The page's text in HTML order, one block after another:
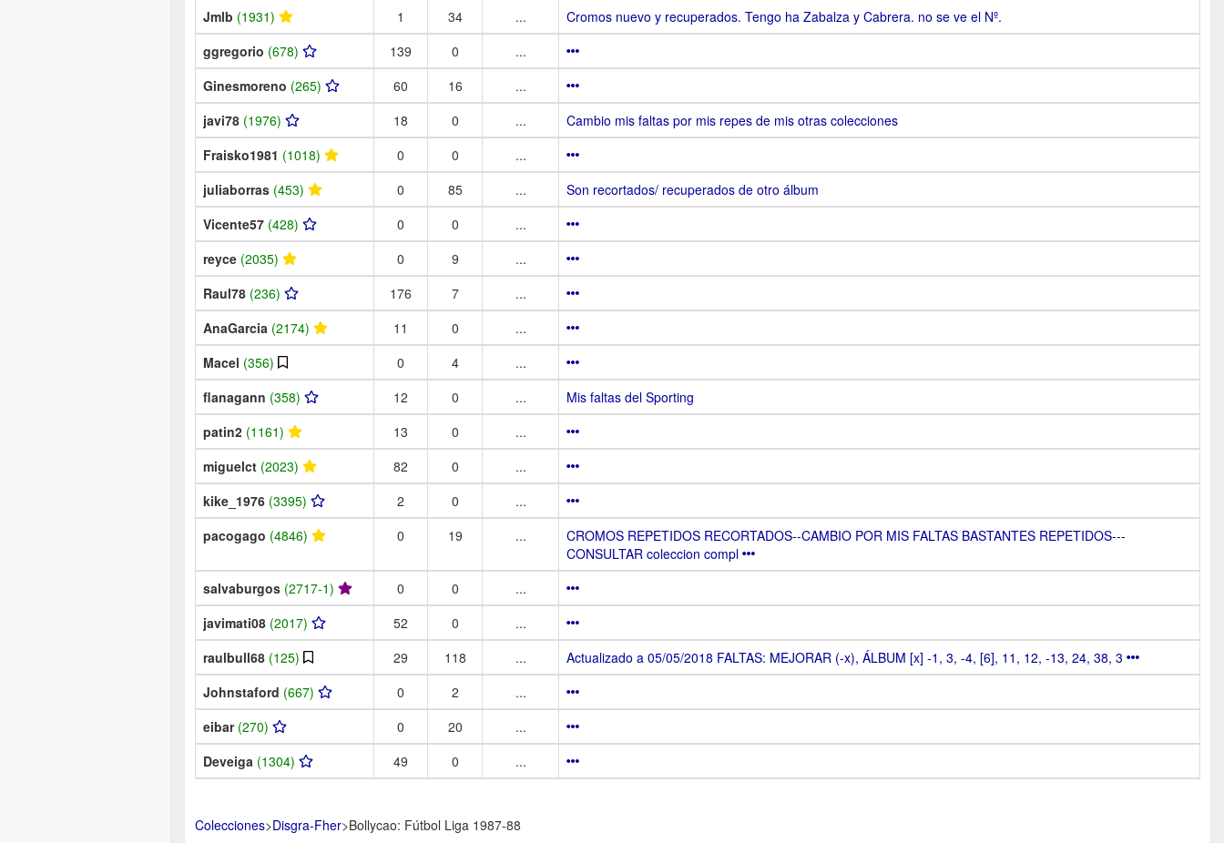
Jmlb (1931) 1 34 ...
Cromos nuevo y recuperados. Tengo ha Zabalza y Cabrera. no se ve el Nº.
ggregorio (678) 139 0
...
Ginesmoreno (265) 60 16
...
javi78 (1976) 18 0 ...
Cambio mis faltas por mis repes de mis otras colecciones
Fraisko1981 (1018) 0 0
...
juliaborras (453) 0 85 ...
Son recortados/ recuperados de otro álbum
Vicente57 (428) 0 0
...
reyce (2035) 0 9
...
Raul78 (236) 176 7
...
AnaGarcia (2174) 11 0
...
Macel (356) 0 4
...
flanagann (358) 12 0 ...
Mis faltas del Sporting
patin2 (1161) 13 0
...
miguelct (2023) 82 0
...
kike_1976 (3395) 2 0
...
pacogago (4846) 0 19 ...
CROMOS REPETIDOS RECORTADOS--CAMBIO POR MIS FALTAS BASTANTES REPETIDOS---
CONSULTAR coleccion compl
salvaburgos (2717-1) 0 0
...
javimati08 (2017) 52 0
...
raulbull68 (125) 29 118 ...
Actualizado a 05/05/2018 FALTAS: MEJORAR (-x), ÁLBUM [x] -1, 3, -4, [6], 11, 12, -13, 24, 38, 3
Johnstaford (667) 0 2
...
eibar (270) 0 20
...
Deveiga (1304) 49 0 ...
Colecciones>Disgra-Fher>Bollycao: Fútbol Liga 1987-88